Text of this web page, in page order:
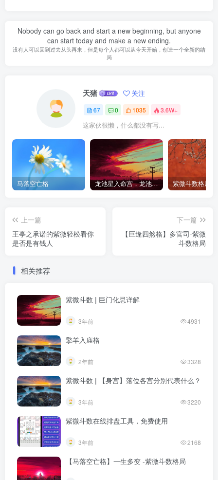
Nobody can go back and start a new beginning, but anyone
can start today and make a new ending.
没有人可以回到过去从头再来，但是每个人都可以从今天开始，创造一个全新的结
局
天猪 关注
67 0 1035 3.6W+
这家伙很懒，什么都没有写...
马落空亡格 龙池星入命宫，龙池星在命宫 紫微斗数格局
上一篇
王亭之承诺的紫微轻松看你
是否是有钱人
下一篇
【巨逢四煞格】多官司-紫微
斗数格局
相关推荐
紫微斗数 | 巨门化忌详解
3年前 4931
擎羊入庙格
2年前 3328
紫微斗数 | 【身宫】落位各宫分别代表什么？
3年前 3220
紫微斗数在线排盘工具，免费使用
3年前 2168
【马落空亡格】一生多变 -紫微斗数格局